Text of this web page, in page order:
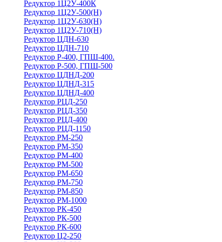
Редуктор 1Ц2У-400К
Редуктор 1Ц2У-500(Н)
Редуктор 1Ц2У-630(Н)
Редуктор 1Ц2У-710(Н)
Редуктор ЦДН-630
Редуктор ЦДН-710
Редуктор Р-400, ГПШ-400.
Редуктор Р-500, ГПШ-500
Редуктор ЦДНД-200
Редуктор ЦДНД-315
Редуктор ЦДНД-400
Редуктор РЦД-250
Редуктор РЦД-350
Редуктор РЦД-400
Редуктор РЦД-1150
Редуктор РМ-250
Редуктор РМ-350
Редуктор РМ-400
Редуктор РМ-500
Редуктор РМ-650
Редуктор РМ-750
Редуктор РМ-850
Редуктор РМ-1000
Редуктор РК-450
Редуктор РК-500
Редуктор РК-600
Редуктор Ц2-250